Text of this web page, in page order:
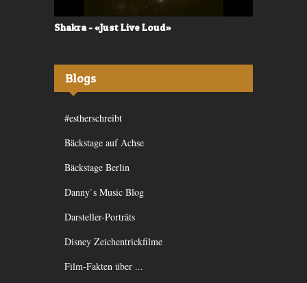
Shakra - «Just Live Loud»
Blogs
#estherschreibt
Bäckstage auf Achse
Bäckstage Berlin
Danny`s Music Blog
Darsteller-Porträts
Disney Zeichentrickfilme
Film-Fakten über ...